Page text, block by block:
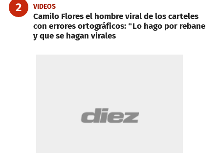
2 VIDEOS
Camilo Flores el hombre viral de los carteles
con errores ortográficos: “Lo hago por rebane
y que se hagan virales